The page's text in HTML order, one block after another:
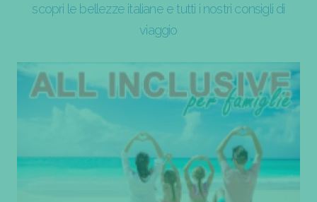
scopri le bellezze italiane e tutti i nostri consigli di
viaggio